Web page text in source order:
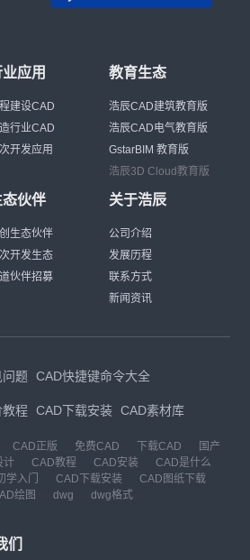
应用
建设CAD
行业CAD
开发应用
教育生态
浩辰CAD建筑教育版
浩辰CAD电气教育版
GstarBIM 教育版
浩辰3D Cloud教育版
态伙伴
生态伙伴
开发生态
伙伴招募
关于浩辰
公司介绍
发展历程
联系方式
新闻资讯
问题 CAD快捷键命令大全
程 CAD下载安装 CAD素材库
CAD正版 免费CAD 下载CAD
国产
计 CAD教程 CAD安装
CAD是什么
学入门 CAD下载安装
CAD图纸下载
绘图 dwg dwg格式
们